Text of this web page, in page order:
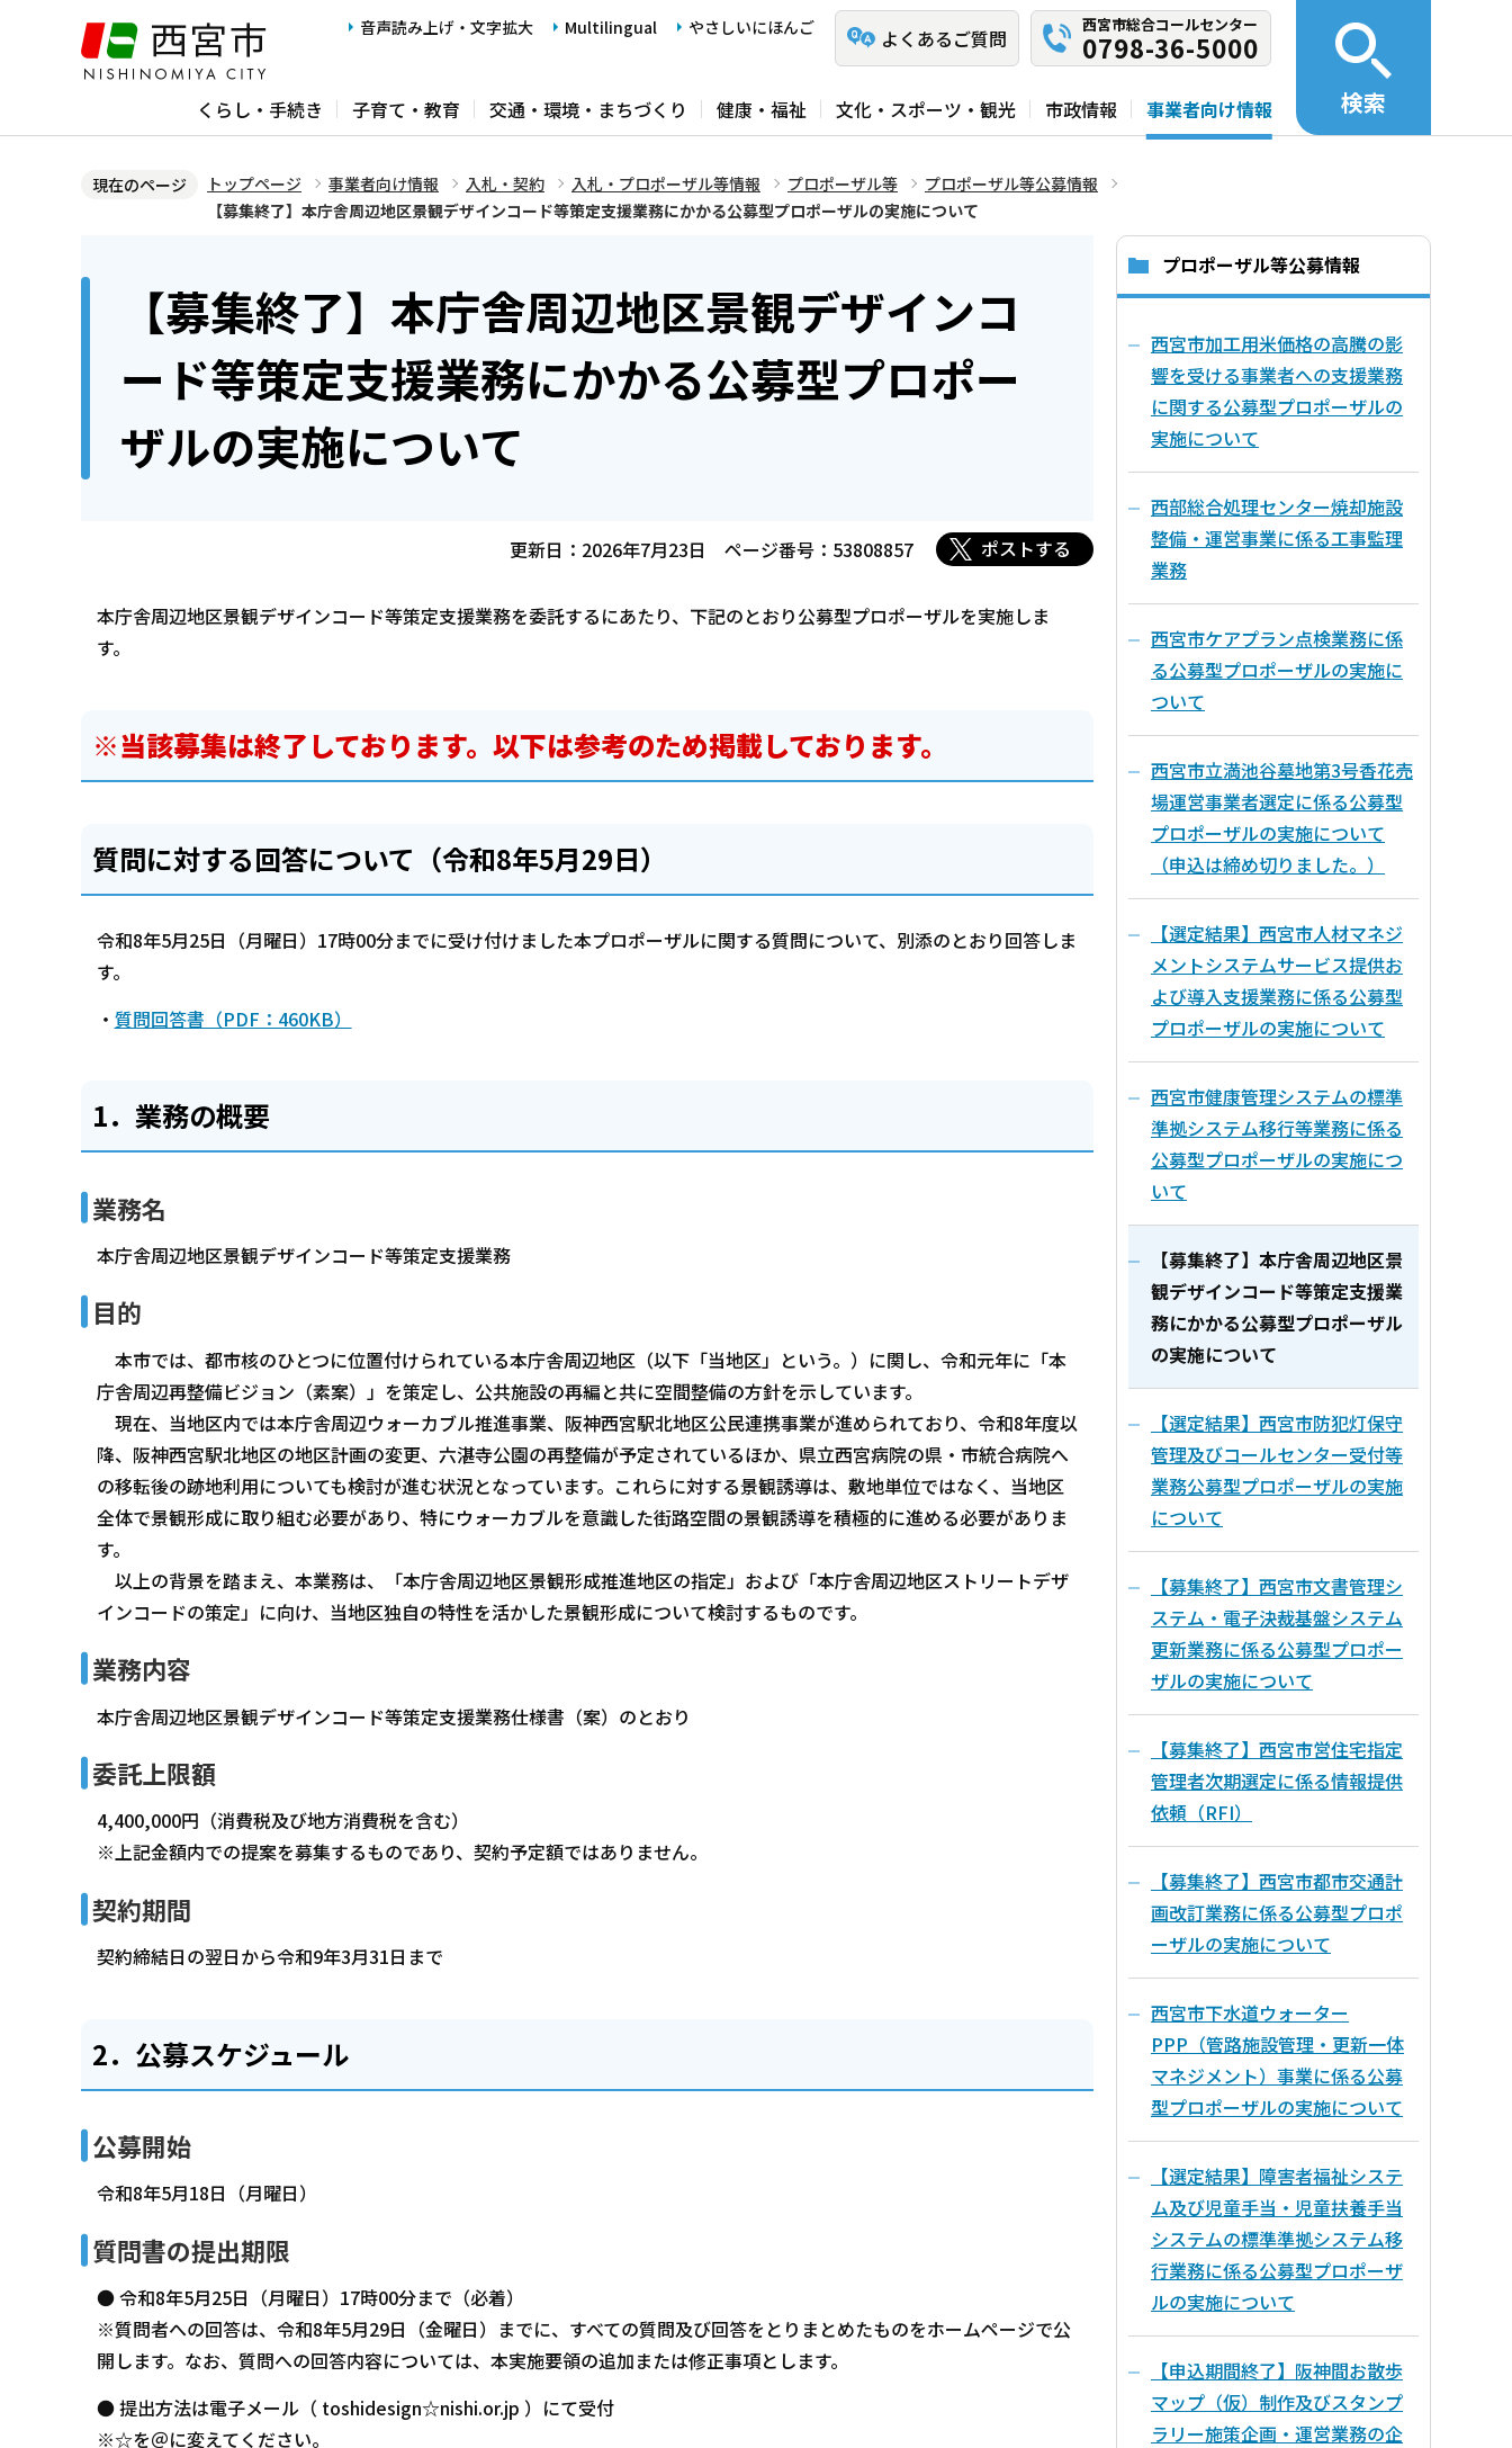
ジ
音声読み上げ・文字拡大 Multilingual やさしいにほんご よくあるご質問
西宮市総合コールセンター
0798-36-5000
くらし・手続き 子育て・教育 交通・環境・まちづくり 健康・福祉 文化・スポーツ・観光 市政情報 事業者向け情報 検索
現在のページ トップページ 事業者向け情報 入札・契約 入札・プロポーザル等情報 プロポーザル等
プロポーザル等公募情報
【募集終了】本庁舎周辺地区景観デザインコード等策定支援業務にかかる公募型プロポーザルの実施について
【募集終了】本庁舎周辺地区景観デザインコ
ード等策定支援業務にかかる公募型プロポー
ザルの実施について
更新日：2026年7月23日 ページ番号：53808857 ポストする
本庁舎周辺地区景観デザインコード等策定支援業務を委託するにあたり、下記のとおり公募型プロポーザルを実施しま
す。
※当該募集は終了しております。以下は参考のため掲載しております。
質問に対する回答について（令和8年5月29日）
令和8年5月25日（月曜日）17時00分までに受け付けました本プロポーザルに関する質問について、別添のとおり回答しま
す。
・ 質問回答書（PDF：460KB）
1．業務の概要
業務名
本庁舎周辺地区景観デザインコード等策定支援業務
目的
本市では、都市核のひとつに位置付けられている本庁舎周辺地区（以下「当地区」という。）に関し、令和元年に「本
庁舎周辺再整備ビジョン（素案）」を策定し、公共施設の再編と共に空間整備の方針を示しています。
現在、当地区内では本庁舎周辺ウォーカブル推進事業、阪神西宮駅北地区公民連携事業が進められており、令和8年度以
降、阪神西宮駅北地区の地区計画の変更、六湛寺公園の再整備が予定されているほか、県立西宮病院の県・市統合病院へ
の移転後の跡地利用についても検討が進む状況となっています。これらに対する景観誘導は、敷地単位ではなく、当地区
全体で景観形成に取り組む必要があり、特にウォーカブルを意識した街路空間の景観誘導を積極的に進める必要がありま
す。
以上の背景を踏まえ、本業務は、「本庁舎周辺地区景観形成推進地区の指定」および「本庁舎周辺地区ストリートデザ
インコードの策定」に向け、当地区独自の特性を活かした景観形成について検討するものです。
業務内容
本庁舎周辺地区景観デザインコード等策定支援業務仕様書（案）のとおり
委託上限額
4,400,000円（消費税及び地方消費税を含む）
※上記金額内での提案を募集するものであり、契約予定額ではありません。
契約期間
契約締結日の翌日から令和9年3月31日まで
2．公募スケジュール
公募開始
令和8年5月18日（月曜日）
質問書の提出期限
● 令和8年5月25日（月曜日）17時00分まで（必着）
※質問者への回答は、令和8年5月29日（金曜日）までに、すべての質問及び回答をとりまとめたものをホームページで公
開します。なお、質問への回答内容については、本実施要領の追加または修正事項とします。
● 提出方法は電子メール（ toshidesign☆nishi.or.jp ）にて受付
※☆を＠に変えてください。
プロポーザル等公募情報
西宮市加工用米価格の高騰の影
響を受ける事業者への支援業務
に関する公募型プロポーザルの
実施について
西部総合処理センター焼却施設
整備・運営事業に係る工事監理
業務
西宮市ケアプラン点検業務に係
る公募型プロポーザルの実施に
ついて
西宮市立満池谷墓地第3号香花売
場運営事業者選定に係る公募型
プロポーザルの実施について
（申込は締め切りました。）
【選定結果】西宮市人材マネジ
メントシステムサービス提供お
よび導入支援業務に係る公募型
プロポーザルの実施について
西宮市健康管理システムの標準
準拠システム移行等業務に係る
公募型プロポーザルの実施につ
いて
【募集終了】本庁舎周辺地区景
観デザインコード等策定支援業
務にかかる公募型プロポーザル
の実施について
【選定結果】西宮市防犯灯保守
管理及びコールセンター受付等
業務公募型プロポーザルの実施
について
【募集終了】西宮市文書管理シ
ステム・電子決裁基盤システム
更新業務に係る公募型プロポー
ザルの実施について
【募集終了】西宮市営住宅指定
管理者次期選定に係る情報提供
依頼（RFI）
【募集終了】西宮市都市交通計
画改訂業務に係る公募型プロポ
ーザルの実施について
西宮市下水道ウォーター
PPP（管路施設管理・更新一体
マネジメント）事業に係る公募
型プロポーザルの実施について
【選定結果】障害者福祉システ
ム及び児童手当・児童扶養手当
システムの標準準拠システム移
行業務に係る公募型プロポーザ
ルの実施について
【申込期間終了】阪神間お散歩
マップ（仮）制作及びスタンプ
ラリー施策企画・運営業務の企